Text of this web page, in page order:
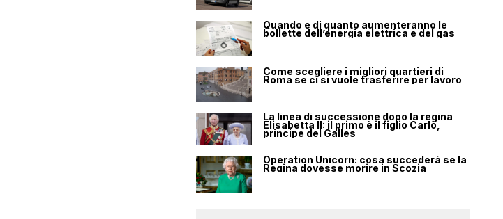
Quando e di quanto aumenteranno le
bollette dell’energia elettrica e del gas
Come scegliere i migliori quartieri di
Roma se ci si vuole trasferire per lavoro
La linea di successione dopo la regina
Elisabetta II: il primo è il figlio Carlo,
principe del Galles
Operation Unicorn: cosa succederà se la
Regina dovesse morire in Scozia